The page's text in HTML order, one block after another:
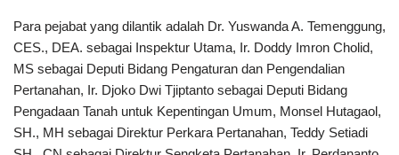
Para pejabat yang dilantik adalah Dr. Yuswanda A. Temenggung,
CES., DEA. sebagai Inspektur Utama, Ir. Doddy Imron Cholid,
MS sebagai Deputi Bidang Pengaturan dan Pengendalian
Pertanahan, Ir. Djoko Dwi Tjiptanto sebagai Deputi Bidang
Pengadaan Tanah untuk Kepentingan Umum, Monsel Hutagaol,
SH., MH sebagai Direktur Perkara Pertanahan, Teddy Setiadi